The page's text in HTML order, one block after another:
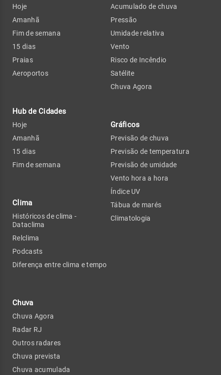
Hoje
Amanhã
Fim de semana
15 dias
Praias
Aeroportos
Hub de Cidades
Hoje
Amanhã
15 dias
Fim de semana
Clima
Históricos de clima -
Dataclima
Relclima
Podcasts
Diferença entre clima e tempo
Chuva
Chuva Agora
Radar RJ
Outros radares
Chuva prevista
Chuva acumulada
Acumulado de chuva
Pressão
Umidade relativa
Vento
Risco de Incêndio
Satélite
Chuva Agora
Gráficos
Previsão de chuva
Previsão de temperatura
Previsão de umidade
Vento hora a hora
Índice UV
Tábua de marés
Climatologia